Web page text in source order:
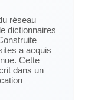
réseau
dictionnaires
a acquis
Cette
dans un